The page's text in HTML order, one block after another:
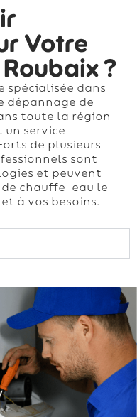
Votre
?
spécialisée dans
dépannage de
toute la région
service
de plusieurs
sont
et peuvent
chauffe-eau le
à vos besoins.